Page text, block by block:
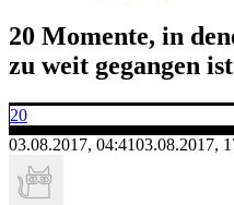
20 Momente, in
zu weit gegangen ist
20
03.08.2017, 04:4103.08.2017,